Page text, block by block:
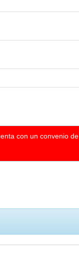
con un convenio de